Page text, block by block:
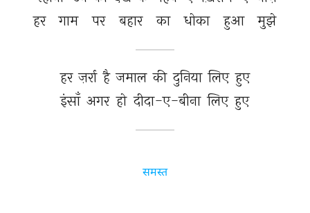
हर
गाम पर बहार का धोका हुआ मुझे
हर ज़र्रा है जमाल की दुनिया लिए हुए
इंसाँ अगर हो दीदा-ए-बीना लिए हुए
समस्त